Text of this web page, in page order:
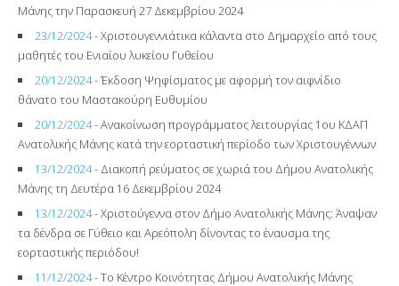
Μάνης την Παρασκευή 27 Δεκεμβρίου 2024
23/12/2024- Χριστουγεννιάτικα κάλαντα στο Δημαρχείο από τους
μαθητές του Ενιαίου λυκείου Γυθείου
20/12/2024- Έκδοση Ψηφίσματος με αφορμή τον αιφνίδιο
θάνατο του Μαστακούρη Ευθυμίου
20/12/2024- Ανακοίνωση προγράμματος λειτουργίας 1ου ΚΔΑΠ
Ανατολικής Μάνης κατά την εορταστική περίοδο των Χριστουγέννων
13/12/2024- Διακοπή ρεύματος σε χωριά του Δήμου Ανατολικής
Μάνης τη Δευτέρα 16 Δεκεμβρίου 2024
13/12/2024- Χριστούγεννα στον Δήμο Ανατολικής Μάνης: Άναψαν
τα δένδρα σε Γύθειο και Αρεόπολη δίνοντας το έναυσμα της
εορταστικής περιόδου!
11/12/2024- Το Κέντρο Κοινότητας Δήμου Ανατολικής Μάνης